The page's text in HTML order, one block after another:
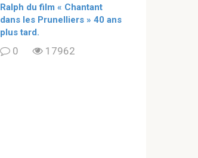
Ralph du film « Chantant
dans les Prunelliers » 40 ans
plus tard.
0 17962